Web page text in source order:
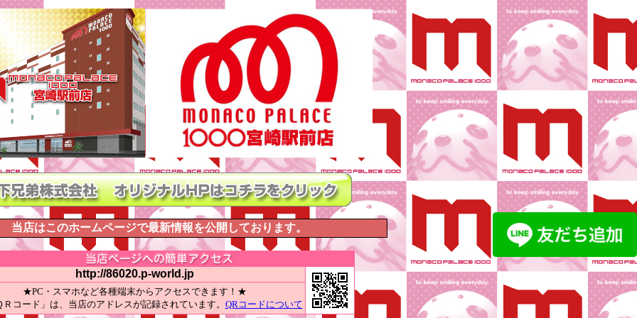
当店はこのホームページで最新情報を公開しております。
http://86020.p-world.jp
★PC・スマホなど各種端末からアクセスできます！★
Ｒコード」は、当店のアドレスが記録されています。 QRコードについて